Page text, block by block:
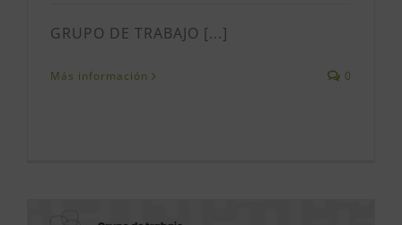
GRUPO DE TRABAJO [...]
Más información 0